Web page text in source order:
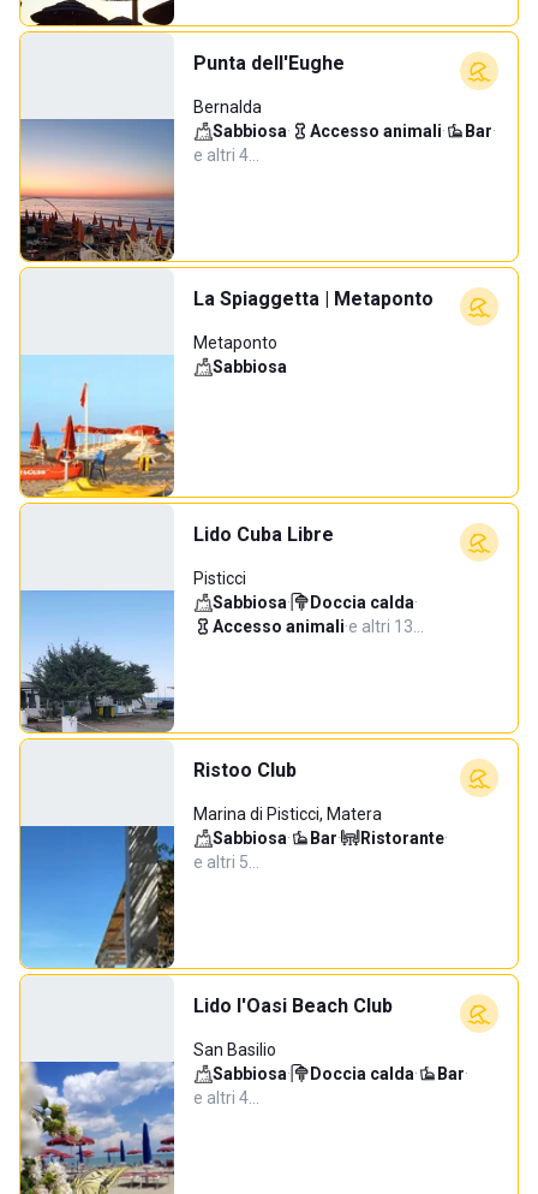
Punta dell'Eughe
Bernalda
Sabbiosa· Accesso animali· Bar·
e altri 4…
La Spiaggetta | Metaponto
Metaponto
Sabbiosa
Lido Cuba Libre
Pisticci
Sabbiosa· Doccia calda·
Accesso animali·e altri 13…
Ristoo Club
Marina di Pisticci, Matera
Sabbiosa· Bar· Ristorante·
e altri 5…
Lido l'Oasi Beach Club
San Basilio
Sabbiosa· Doccia calda· Bar·
e altri 4…